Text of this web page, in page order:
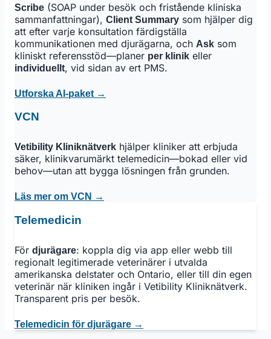
Scribe (SOAP under besök och fristående kliniska
sammanfattningar), Client Summary som hjälper dig
att efter varje konsultation färdigställa
kommunikationen med djurägarna, och Ask som
kliniskt referensstöd—planer per klinik eller
individuellt, vid sidan av ert PMS.
Utforska AI-paket →
VCN
Vetibility Kliniknätverk hjälper kliniker att erbjuda
säker, klinikvarumärkt telemedicin—bokad eller vid
behov—utan att bygga lösningen från grunden.
Läs mer om VCN →
Telemedicin
För djurägare: koppla dig via app eller webb till
regionalt legitimerade veterinärer i utvalda
amerikanska delstater och Ontario, eller till din egen
veterinär när kliniken ingår i Vetibility Kliniknätverk.
Transparent pris per besök.
Telemedicin för djurägare →